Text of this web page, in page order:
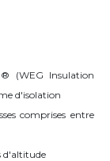
(WEG Insulation
d'isolation
comprises entre
d'altitude